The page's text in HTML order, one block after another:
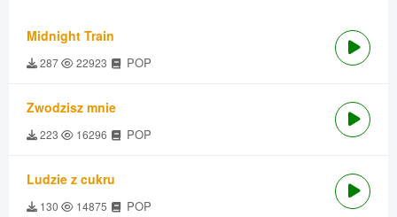
Midnight Train
287 22923 POP
Zwodzisz mnie
223 16296 POP
Ludzie z cukru
130 14875 POP